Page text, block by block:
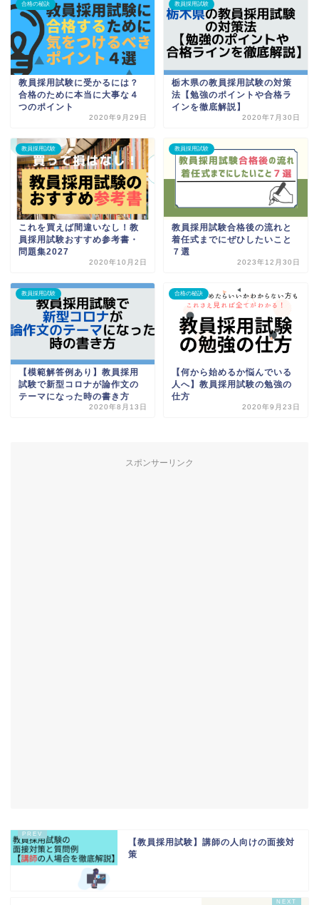
合格の秘訣
教員採用試験に受かるには？
合格のために本当に大事な４
つのポイント
2020年9月29日
教員採用試験
栃木県の教員採用試験の対策
法【勉強のポイントや合格ラ
インを徹底解説】
2020年7月30日
教員採用試験
これを買えば間違いなし！教
員採用試験おすすめ参考書・
問題集2027
2020年10月2日
教員採用試験
教員採用試験合格後の流れと
着任式までにぜひしたいこと
７選
2023年12月30日
教員採用試験
【模範解答例あり】教員採用
試験で新型コロナが論作文の
テーマになった時の書き方
2020年8月13日
合格の秘訣
【何から始めるか悩んでいる
人へ】教員採用試験の勉強の
仕方
2020年9月23日
スポンサーリンク
【教員採用試験】講師の人向けの面接対
策